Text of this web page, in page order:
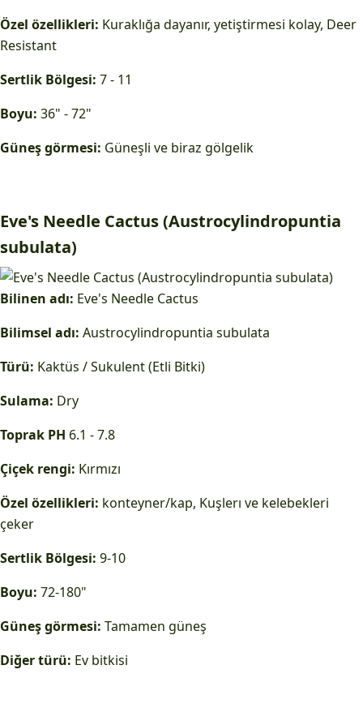
Özel özellikleri: Kuraklığa dayanır, yetiştirmesi kolay, Deer
Resistant
Sertlik Bölgesi: 7 - 11
Boyu: 36" - 72"
Güneş görmesi: Güneşli ve biraz gölgelik
Eve's Needle Cactus (Austrocylindropuntia
subulata)
Bilinen adı: Eve's Needle Cactus
Bilimsel adı: Austrocylindropuntia subulata
Türü: Kaktüs / Sukulent (Etli Bitki)
Sulama: Dry
Toprak PH 6.1 - 7.8
Çiçek rengi: Kırmızı
Özel özellikleri: konteyner/kap, Kuşlerı ve kelebekleri
çeker
Sertlik Bölgesi: 9-10
Boyu: 72-180"
Güneş görmesi: Tamamen güneş
Diğer türü: Ev bitkisi